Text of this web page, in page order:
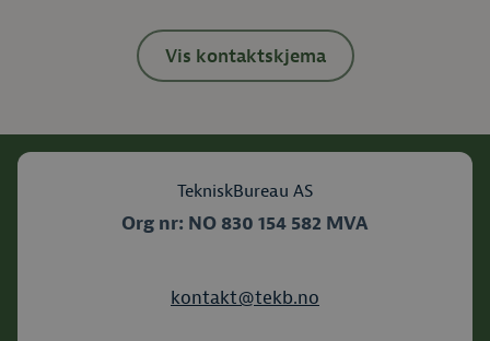
Vis kontaktskjema
TekniskBureau AS
Org nr: NO 830 154 582 MVA
kontakt@tekb.no